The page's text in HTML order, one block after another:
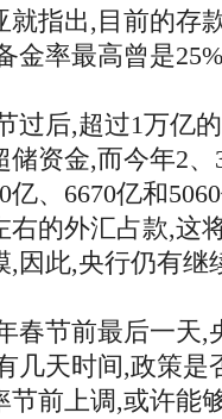
就指出,目前的存
金率最高曾是
后,超过1万亿的
资金,而今年2
、6670亿和
右的外汇占款,这
,因此,央行仍有继
节前最后一天,
几天时间,政策是
前上调,或许能